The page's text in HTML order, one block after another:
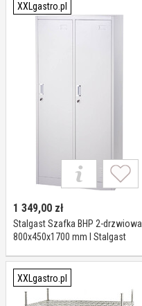
XXLgastro.pl
1 349,00 zł
Stalgast Szafka BHP 2-drzwiowa
800x450x1700 mm I Stalgast
XXLgastro.pl